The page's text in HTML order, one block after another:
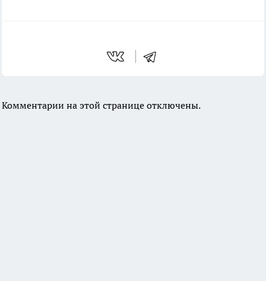
Комментарии на этой странице отключены.